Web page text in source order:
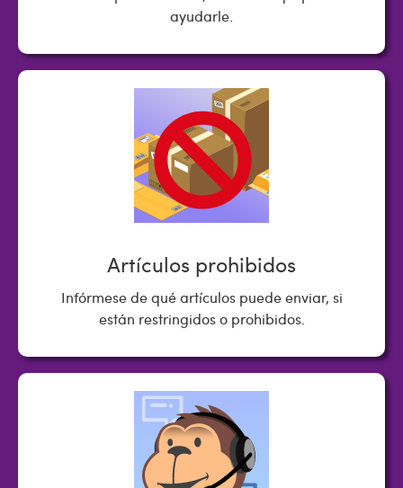
ayudarle.
Artículos prohibidos
Infórmese de qué artículos puede enviar, si
están restringidos o prohibidos.